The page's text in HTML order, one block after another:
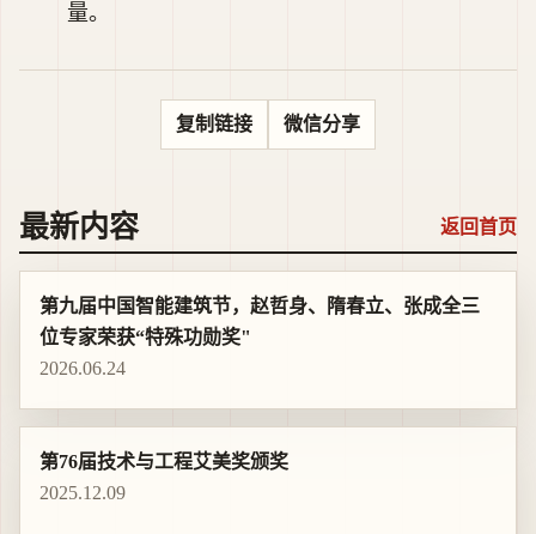
量。
复制链接 微信分享
最新内容 返回首页
第九届中国智能建筑节，赵哲身、隋春立、张成全三
位专家荣获“特殊功勋奖"
2026.06.24
第76届技术与工程艾美奖颁奖
2025.12.09